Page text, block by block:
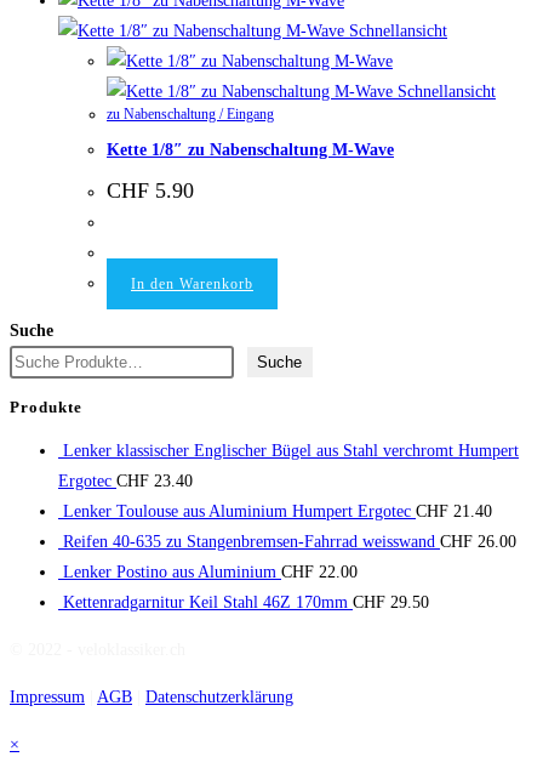
Schnellansicht
Schnellansicht
zu Nabenschaltung / Eingang
Kette 1/8″ zu Nabenschaltung M-Wave
CHF 5.90
In den Warenkorb
Suche
Suche
Produkte
Lenker klassischer Englischer Bügel aus Stahl verchromt Humpert
Ergotec CHF 23.40
Lenker Toulouse aus Aluminium Humpert Ergotec CHF 21.40
Reifen 40-635 zu Stangenbremsen-Fahrrad weisswand CHF 26.00
Lenker Postino aus Aluminium CHF 22.00
Kettenradgarnitur Keil Stahl 46Z 170mm CHF 29.50
Impressum AGB Datenschutzerklärung
×